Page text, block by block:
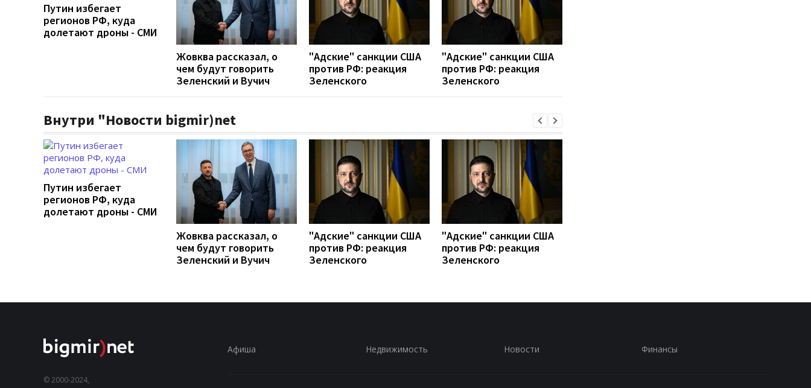
Путин избегает
регионов РФ, куда
долетают дроны - СМИ
Жовква рассказал, о
чем будут говорить
Зеленский и Вучич
"Адские" санкции США
против РФ: реакция
Зеленского
"Адские" санкции США
против РФ: реакция
Зеленского
Внутри "Новости bigmir)net
Путин избегает
регионов РФ, куда
долетают дроны - СМИ
Жовква рассказал, о
чем будут говорить
Зеленский и Вучич
"Адские" санкции США
против РФ: реакция
Зеленского
"Адские" санкции США
против РФ: реакция
Зеленского
© 2000-2024,
Афиша Недвижимость Новости Финансы